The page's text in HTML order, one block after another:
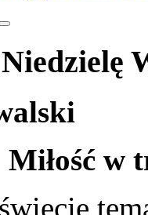
Niedzielę
Miłość w